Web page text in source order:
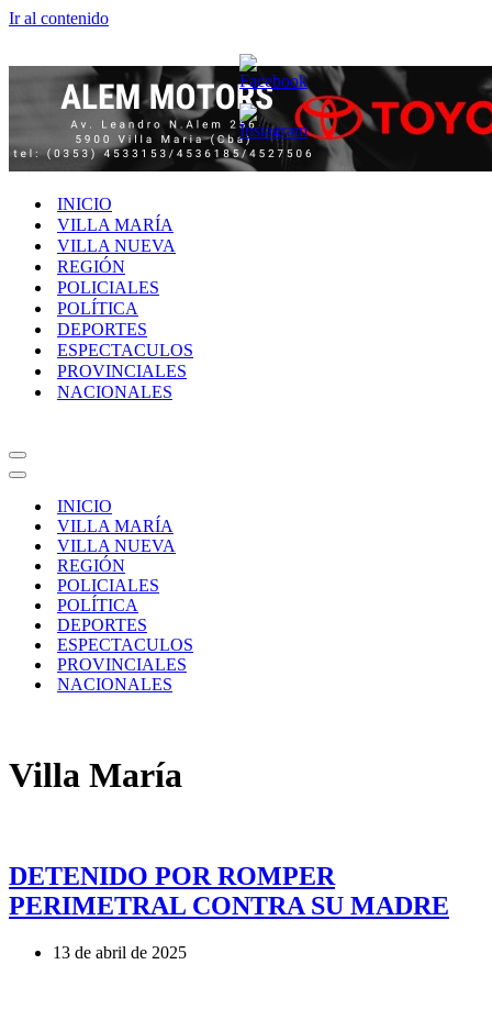
Ir al contenido
INICIO
VILLA MARÍA
VILLA NUEVA
REGIÓN
POLICIALES
POLÍTICA
DEPORTES
ESPECTACULOS
PROVINCIALES
NACIONALES
Menú
de
Menú
navegación
INICIO
VILLA MARÍA
VILLA NUEVA
REGIÓN
POLICIALES
POLÍTICA
DEPORTES
ESPECTACULOS
PROVINCIALES
NACIONALES
Villa María
DETENIDO POR ROMPER
PERIMETRAL CONTRA SU MADRE
13 de abril de 2025